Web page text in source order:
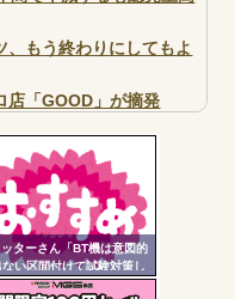
、もう終わりにしてもよ
店「GOOD」が摘発
色担当にするのやめろや
会員カードを握り潰し
ワイの人生どれくらい
の思い出ｗｗｗ
ッターさん「BT機は意図的
ない区間付けて試験対策し
てそうな気がする」